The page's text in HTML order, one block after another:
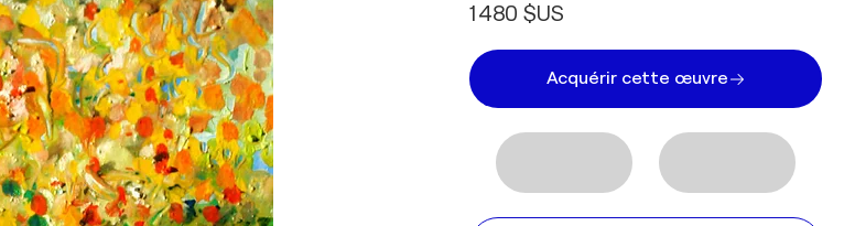
1 480 $US
Acquérir cette œuvre